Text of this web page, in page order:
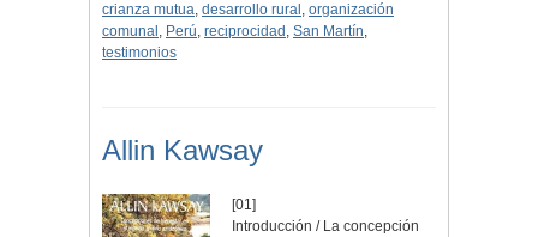
crianza mutua, desarrollo rural , organización
comunal , Perú, reciprocidad , San Martín,
testimonios
Allin Kawsay
[01]
Introducción / La concepción